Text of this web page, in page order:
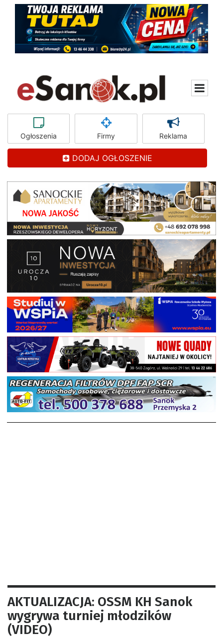
Ogłoszenia Firmy Reklama
DODAJ OGŁOSZENIE
AKTUALIZACJA: OSSM KH Sanok
wygrywa turniej młodzików
(VIDEO)